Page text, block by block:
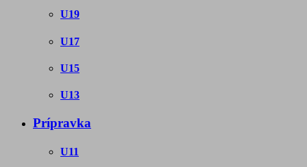
U19
U17
U15
U13
Prípravka
U11